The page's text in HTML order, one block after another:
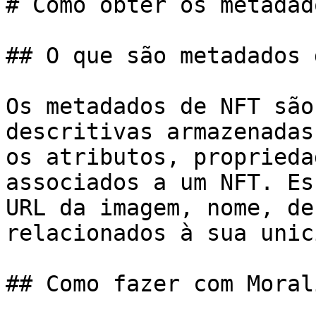
## O que são metadados
Os metadados de NFT
descritivas
os atributos,
associados a um NFT.
URL da imagem, nome,
relacionados à sua
## Como fazer com